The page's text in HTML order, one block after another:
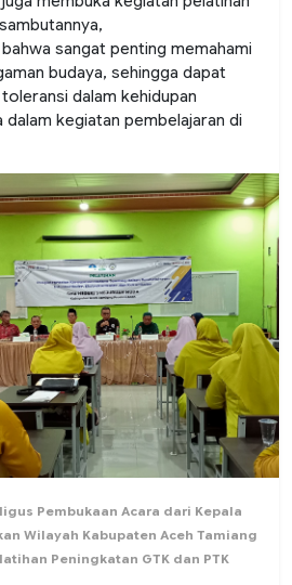
sangat penting memahami
budaya, sehingga dapat
dalam kehidupan
kegiatan pembelajaran di
Pembukaan Acara dari Kepala
Wilayah Kabupaten Aceh Tamiang
Peningkatan GTK dan PTK